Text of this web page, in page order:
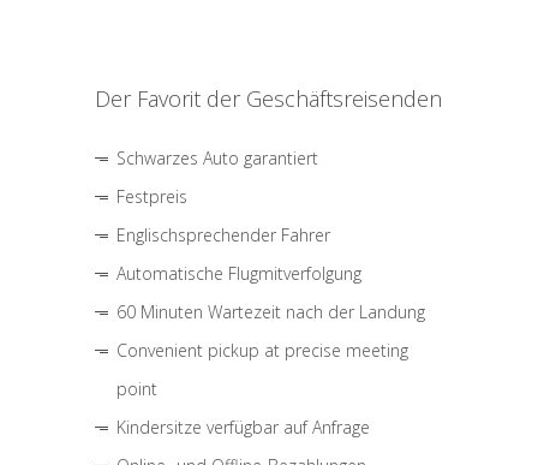
Der Favorit der Geschäftsreisenden
Schwarzes Auto garantiert
Festpreis
Englischsprechender Fahrer
Automatische Flugmitverfolgung
60 Minuten Wartezeit nach der Landung
Convenient pickup at precise meeting
point
Kindersitze verfügbar auf Anfrage